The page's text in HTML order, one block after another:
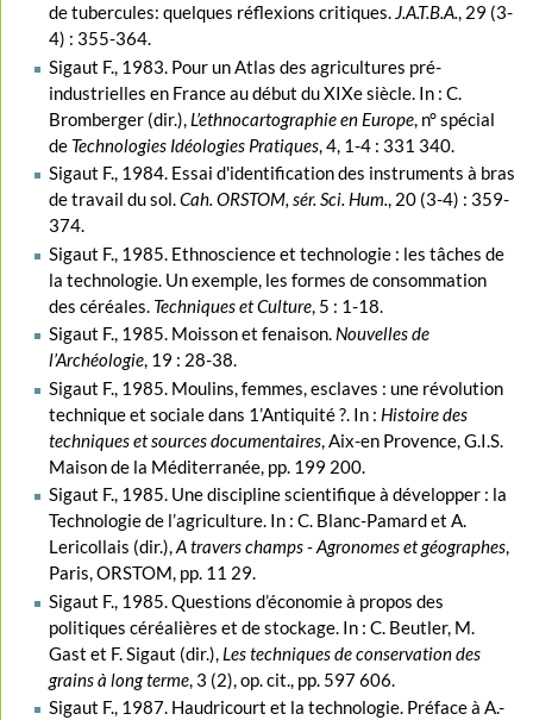
de tubercules: quelques réflexions critiques. J.A.T.B.A., 29 (3-
4) : 355-364.
Sigaut F., 1983. Pour un Atlas des agricultures pré-
industrielles en France au début du XIXe siècle. In : C.
Bromberger (dir.), L’ethnocartographie en Europe, n° spécial
de Technologies Idéologies Pratiques, 4, 1-4 : 331 340.
Sigaut F., 1984. Essai d'identification des instruments à bras
de travail du sol.Cah. ORSTOM, sér. Sci. Hum., 20 (3-4) : 359-
374.
Sigaut F., 1985. Ethnoscience et technologie : les tâches de
la technologie. Un exemple, les formes de consommation
des céréales. Techniques et Culture, 5 : 1-18.
Sigaut F., 1985. Moisson et fenaison. Nouvelles de
l’Archéologie, 19 : 28-38.
Sigaut F., 1985. Moulins, femmes, esclaves : une révolution
technique et sociale dans 1’Antiquité ?. In : Histoire des
techniques et sources documentaires, Aix-en Provence, G.I.S.
Maison de la Méditerranée, pp. 199 200.
Sigaut F., 1985. Une discipline scientifique à développer : la
Technologie de l’agriculture. In : C. Blanc-Pamard et A.
Lericollais (dir.),A travers champs - Agronomes et géographes,
Paris, ORSTOM, pp. 11 29.
Sigaut F., 1985. Questions d’économie à propos des
politiques céréalières et de stockage. In : C. Beutler, M.
Gast et F. Sigaut (dir.), Les techniques de conservation des
grains à long terme, 3 (2), op. cit., pp. 597 606.
Sigaut F., 1987. Haudricourt et la technologie. Préface à A.-